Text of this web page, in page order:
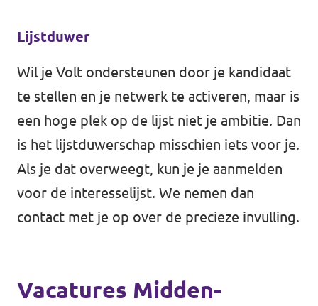
Lijstduwer
Wil je Volt ondersteunen door je kandidaat
te stellen en je netwerk te activeren, maar is
een hoge plek op de lijst niet je ambitie. Dan
is het lijstduwerschap misschien iets voor je.
Als je dat overweegt, kun je je aanmelden
voor de interesselijst. We nemen dan
contact met je op over de precieze invulling.
Vacatures Midden-